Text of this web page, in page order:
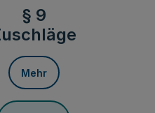
§ 9
Mehr